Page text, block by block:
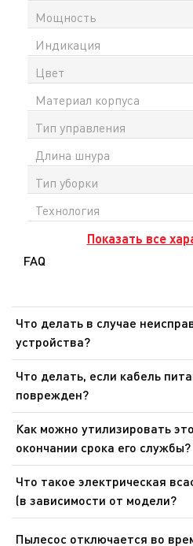
Мощность
Индикация
Цвет
Материал корпуса
Тип управления
Длина шнура
Тип уборки
Технология
Показать все
FAQ
Что делать в случае
устройства?
После ознакомления с
прибора в руководстве
электрическая розетка
подключив к ней другое
заработал, не пытайтесь
отремонтировать его.
авторизованный центр
Что делать, если кабель
поврежден?
Не пользуйтесь устройством.
замените кабель в центре
Как можно утилизировать
окончании срока его службы?
В Вашем приборе содержатся
которые могут быть
переработке. Отнесите его на
отходов.
Что такое электрическая
(в зависимости от модели?
Электрическая всасывающая
объединенная с мотором в
Пылесос отключается во